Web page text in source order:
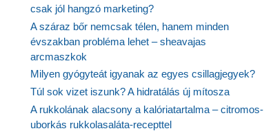
csak jól hangzó marketing?
A száraz bőr nemcsak télen, hanem minden
évszakban probléma lehet – sheavajas
arcmaszkok
Milyen gyógyteát igyanak az egyes csillagjegyek?
Túl sok vizet iszunk? A hidratálás új mítosza
A rukkolának alacsony a kalóriatartalma – citromos-
uborkás rukkolasaláta-recepttel